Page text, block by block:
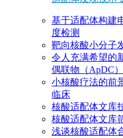
基于适配体构建
度检测
靶向核酸小分子
令人充满希望的
偶联物（ApDC）
小核酸疗法的前
临床
核酸适配体文库
核酸适配体文库
浅谈核酸适配体